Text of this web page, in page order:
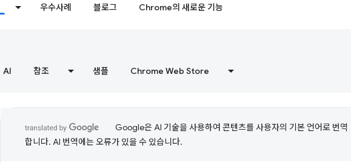
우수사례 블로그 Chrome의 새로운 기능
AI 참조 샘플 Chrome Web Store
Google은 AI 기술을 사용하여 콘텐츠를 사용자의 기본 언어로 번역
합니다. AI 번역에는 오류가 있을 수 있습니다.